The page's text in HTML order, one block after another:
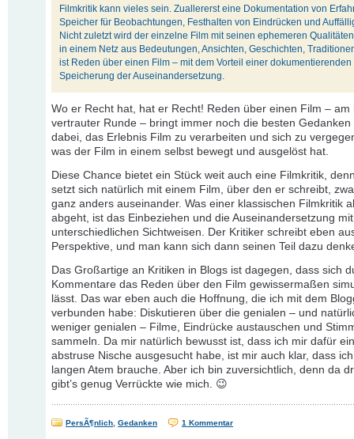
Filmkritik kann vieles sein. Zuallererst eine Dokumentation von
Speicher für Beobachtungen, Festhalten von Eindrücken und
Nicht zuletzt wird der einzelne Film mit seinen ephemeren
in einem Netz aus Bedeutungen, Ansichten, Geschichten,
ist Reden über einen Film – mit dem Vorteil einer dokumentierenden
Speicherung der Auseinandersetzung.
Wo er Recht hat, hat er Recht! Reden über einen Film – am
vertrauter Runde – bringt immer noch die besten Gedanken
dabei, das Erlebnis Film zu verarbeiten und sich zu
was der Film in einem selbst bewegt und ausgelöst hat.
Diese Chance bietet ein Stück weit auch eine Filmkritik,
setzt sich natürlich mit einem Film, über den er schreibt,
ganz anders auseinander. Was einer klassischen Filmkritik
abgeht, ist das Einbeziehen und die Auseinandersetzung mit
unterschiedlichen Sichtweisen. Der Kritiker schreibt eben
Perspektive, und man kann sich dann seinen Teil dazu
Das Großartige an Kritiken in Blogs ist dagegen, dass sich
Kommentare das Reden über den Film gewissermaßen
lässt. Das war eben auch die Hoffnung, die ich mit dem
verbunden habe: Diskutieren über die genialen – und
weniger genialen – Filme, Eindrücke austauschen und
sammeln. Da mir natürlich bewusst ist, dass ich mir dafür
abstruse Nische ausgesucht habe, ist mir auch klar, dass
langen Atem brauche. Aber ich bin zuversichtlich, denn da
gibt’s genug Verrückte wie mich. 😉
PersÃ¶nlich Gedanken 1 Kommentar